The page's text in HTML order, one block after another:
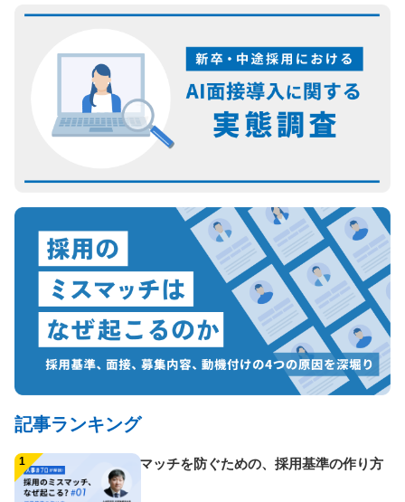
記事ランキング
1 ミスマッチを防ぐための、採用基準の作り方